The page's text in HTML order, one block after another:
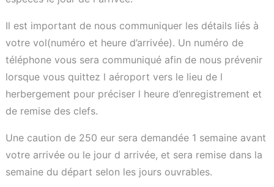
Il est important de nous communiquer les détails liés à
votre vol(numéro et heure d’arrivée). Un numéro de
téléphone vous sera communiqué afin de nous prévenir
lorsque vous quittez l aéroport vers le lieu de l
herbergement pour préciser l heure d’enregistrement et
de remise des clefs.
Une caution de 250 eur sera demandée 1 semaine avant
votre arrivée ou le jour d arrivée, et sera remise dans la
semaine du départ selon les jours ouvrables.